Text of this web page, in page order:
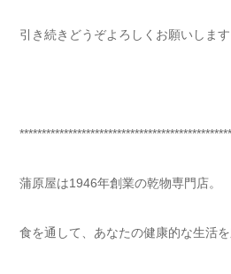
引き続きどうぞよろしくお願いします
蒲原屋は1946年創業の乾物専門店。
食を通して、あなたの健康的な生活を